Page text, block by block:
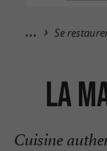
Se
La
Cuisine